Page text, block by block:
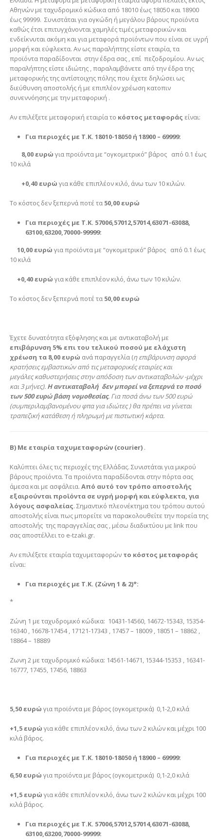
Αθηνών με ταχυδρομικό κώδικα από 18010 έως 18050 και 18900
έως 99999. Συνιστάται για ογκώδη ή μεγάλου βάρους προϊόντα
καθώς έτσι επιτυγχάνονται χαμηλές τιμές μεταφορικών και
ενδείκνυται ακόμη και για μεταφορά προϊόντων που είναι σε υγρή
μορφή και εύφλεκτα. Αν ως παραλήπτης είστε εταιρία, τα
προϊόντα παραδίδονται στην έδρα σας , επί πεζοδρομίου. Αν ως
παραλήπτης είστε ιδιώτης , παραλαμβάνετε από την έδρα της
μεταφορικής της αντίστοιχης πόλης που έχετε δηλώσει ως
διεύθυνση αποστολής ή με επιπλέον χρέωση κατοπιν
συνεννόησης με την μεταφορική .
Αν επιλέξετε μεταφορική εταιρία το κόστος μεταφοράς είναι:
Για περιοχές με Τ.Κ. 18010-18050 ή 18900 – 69999:
8,00 ευρώ για προϊόντα με “ογκομετρικό” βάρος από 0.1 έως
10 κιλά
+0,40 ευρώ για κάθε επιπλέον κιλό, άνω των 10 κιλών.
Το κόστος δεν ξεπερνά ποτέ τα 50,00 ευρώ
Για περιοχές με Τ.Κ. 57006,57012,57014,63071-63088,
63100,63200,70000-99999:
10,00 ευρώ για προϊόντα με “ογκομετρικό” βάρος από 0.1 έως
10 κιλά
+0,40 ευρώ για κάθε επιπλέον κιλό, άνω των 10 κιλών.
Το κόστος δεν ξεπερνά ποτέ τα 50,00 ευρώ
Έχετε δυνατότητα εξόφλησης και με αντικαταβολή με
επιβάρυνση 5% επι του τελικού ποσού με ελάχιστη
χρέωση τα 8,00 ευρώ ανά παραγγελία (η επιβάρυνση αφορά
κρατήσεις εμβαστικών από τις μεταφορικές εταιρίες και
μεγάλες καθυστερήσεις στην απόδοση των αντικαταβολών -μέχρι
και 3 μήνες). Η αντικαταβολή δεν μπορεί να ξεπερνά το ποσό
των 500 ευρώ βάση νομοθεσίας. Για ποσά άνω των 500 ευρώ
(συμπεριλαμβανομένου φπα για ιδιώτες ) θα πρέπει να γίνεται
τραπεζική κατάθεση ή πληρωμή με πιστωτική κάρτα.
Β) Mε εταιρία ταχυμεταφορών (courier) .
Καλύπτει όλες τις περιοχές της Ελλάδας. Συνιστάται για μικρού
βάρους προϊόντα. Τα προϊόντα παραδίδονται στην πόρτα σας
άμεσα και με ασφάλεια. Από αυτό τον τρόπο αποστολής
εξαιρούνται προϊόντα σε υγρή μορφή και εύφλεκτα, για
λόγους ασφαλείας. Σημαντικό πλεονέκτημα του τρόπου αυτού
αποστολής είναι πως μπορείτε να παρακολουθείτε την πορεία της
αποστολής της παραγγελίας σας , μέσω διαδικτύου με link που
σας αποστέλλει το e-tzaki.gr.
Αν επιλέξετε εταιρία ταχυμεταφορών το κόστος μεταφοράς
είναι:
Για περιοχές με Τ.Κ. (Ζώνη 1 & 2)*:
*
Ζώνη 1 με ταχυδρομικό κώδικα: 10431-14560, 14672-15343, 15354-
16340 , 16678-17454 , 17121-17343 , 17457 – 18009 , 18051 – 18862 ,
18864 – 18889
Ζωνη 2 με ταχυδρομικό κώδικα: 14561-14671, 15344-15353 , 16341-
16777, 17455, 17456, 18863
5,50 ευρώ για προϊόντα με βάρος (ογκομετρικά) 0,1-2,0 κιλά
+1,5 ευρώ για κάθε επιπλέον κιλό, άνω των 2 κιλών και μέχρι 100
κιλά βάρος.
Για περιοχές με Τ.Κ. 18010-18050 ή 18900 – 69999:
6,50 ευρώ για προϊόντα με βάρος (ογκομετρικά) 0,1-2,0 κιλά
+1,5 ευρώ για κάθε επιπλέον κιλό, άνω των 2 κιλών και μέχρι 100
κιλά βάρος.
Για περιοχές με Τ.Κ. 57006,57012,57014,63071-63088,
63100,63200,70000-99999: